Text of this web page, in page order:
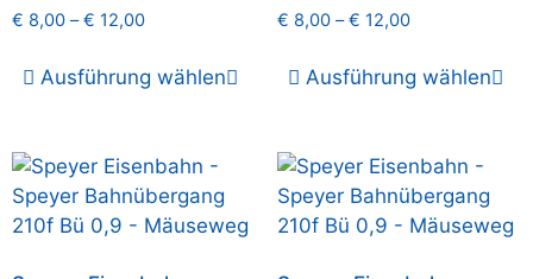
€ 8,00 –€ 12,00
Ausführung wählen
€ 8,00–€ 12,00
Ausführung wählen